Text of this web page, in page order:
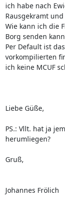
ich habe nach
Rausgekramt
Wie kann ich die
Borg senden
Per Default ist
vorkompilierten
ich keine MCUF
Liebe Güße,
PS.: Vllt. hat ja
herumliegen?
Gruß,
Johannes Frölich